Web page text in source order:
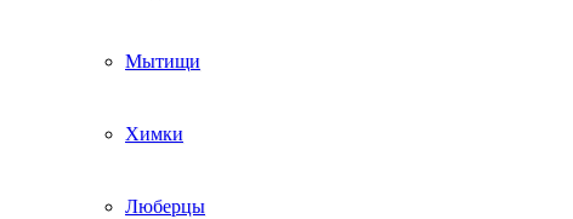
Мытищи
Химки
Люберцы